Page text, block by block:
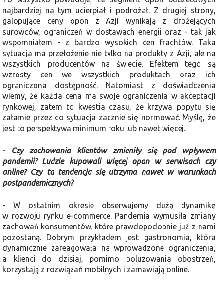
najbardziej na tym ucierpiał i podrożał. Z drugiej strony,
galopujące ceny opon z Azji wynikają z drożejących
surowców, ograniczeń w dostawach energii oraz - tak jak
wspomniałem - z bardzo wysokich cen frachtów. Taka
sytuacja ma przełożenie nie tylko na produkty z Azji, ale na
wszystkich producentów na świecie. Efektem tego są
wzrosty cen we wszystkich produktach oraz ich
ograniczona dostępność. Natomiast z doświadczenia
wiemy, że każda cena ma swoje ograniczenia w akceptacji
rynkowej, zatem to kwestia czasu, że krzywa popytu się
załamie przez co sytuacja zacznie się normować. Myślę, że
jest to perspektywa minimum roku lub nawet więcej.
- Czy zachowania klientów zmieniły się pod wpływem
pandemii? Ludzie kupowali więcej opon w serwisach czy
online? Czy ta tendencja się utrzyma nawet w warunkach
postpandemicznych?
- W ostatnim okresie obserwujemy dużą dynamikę
w rozwoju rynku e-commerce. Pandemia wymusiła zmiany
zachowań konsumentów, które prawdopodobnie już z nami
pozostaną. Dobrym przykładem jest gastronomia, która
dynamicznie zareagowała na wprowadzone ograniczenia,
a klienci do dzisiaj, pomimo poluzowania obostrzeń,
korzystają z rozwiązań mobilnych i zamawiają online.